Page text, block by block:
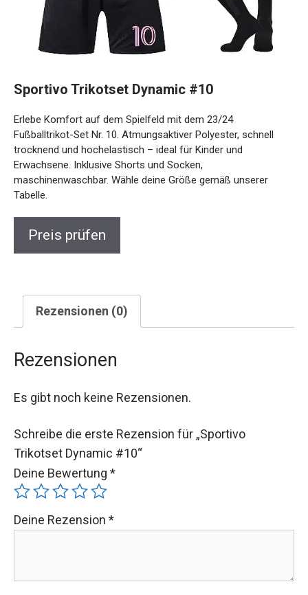
Sportivo Trikotset Dynamic #10
Erlebe Komfort auf dem Spielfeld mit dem 23/24
Fußballtrikot-Set Nr. 10. Atmungsaktiver Polyester, schnell
trocknend und hochelastisch – ideal für Kinder und
Erwachsene. Inklusive Shorts und Socken,
maschinenwaschbar. Wähle deine Größe gemäß unserer
Tabelle.
Preis prüfen
Rezensionen (0)
Rezensionen
Es gibt noch keine Rezensionen.
Schreibe die erste Rezension für „Sportivo
Trikotset Dynamic #10“
Deine Bewertung *
Deine Rezension *